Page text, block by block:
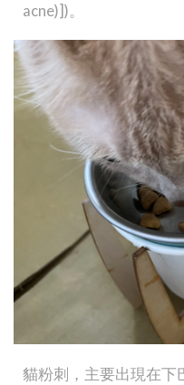
acne)])。
貓粉刺，主要出現在下